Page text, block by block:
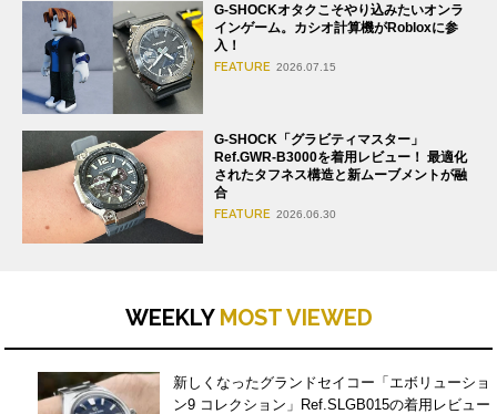
G-SHOCKオタクこそやり込みたいオンラ
インゲーム。カシオ計算機がRobloxに参
入！
FEATURE 2026.07.15
G-SHOCK「グラビティマスター」
Ref.GWR-B3000を着用レビュー！ 最適化
されたタフネス構造と新ムーブメントが融
合
FEATURE 2026.06.30
WEEKLY MOST VIEWED
新しくなったグランドセイコー「エボリューショ
ン9 コレクション」Ref.SLGB015の着用レビュー